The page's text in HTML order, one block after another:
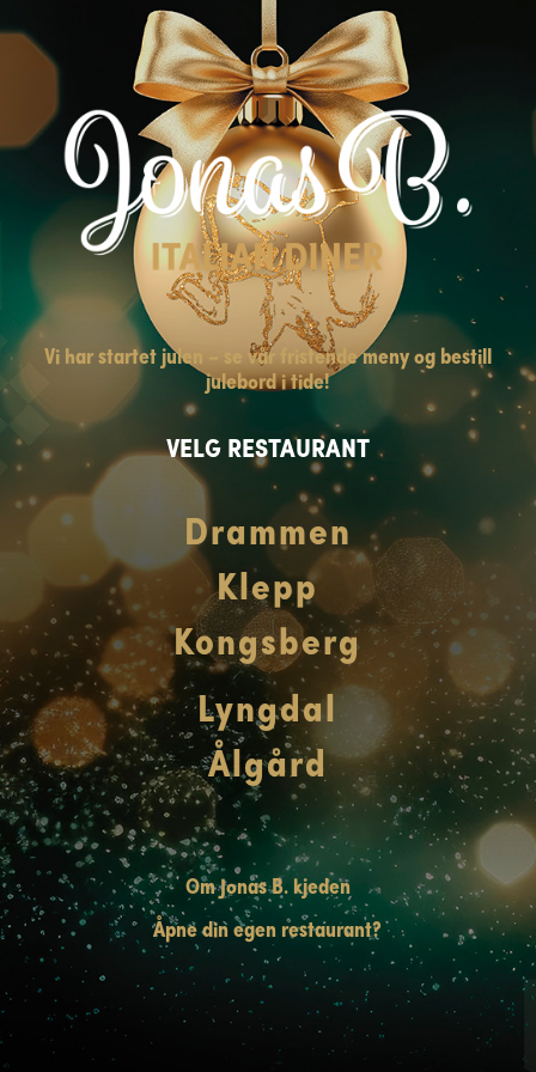
Vi har startet julen – se vår fristende meny og bestill
julebord i tide!
VELG RESTAURANT
Drammen
Klepp
Kongsberg
Lyngdal
Ålgård
Om Jonas B. kjeden
Åpne din egen restaurant?